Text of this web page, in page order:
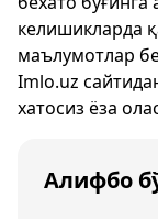
келишикларда
маълумотлар
Imlo.uz
хатосиз ёза
Алифбо